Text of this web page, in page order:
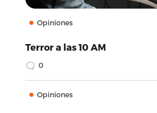
Opiniones
Terror a las 10 AM
0
Opiniones